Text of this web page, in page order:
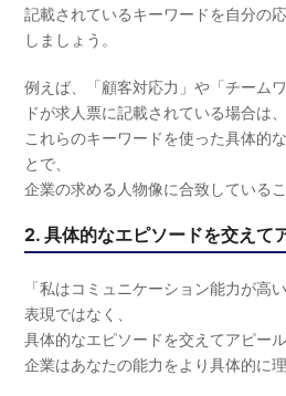
記載されているキーワードを自分の
しましょう。
例えば、「顧客対応力」や「チーム
ドが求人票に記載されている場合は、
これらのキーワードを使った具体的
とで、
企業の求める人物像に合致している
2. 具体的なエピソードを交えて
「私はコミュニケーション能力が高
表現ではなく、
具体的なエピソードを交えてアピール
企業はあなたの能力をより具体的に